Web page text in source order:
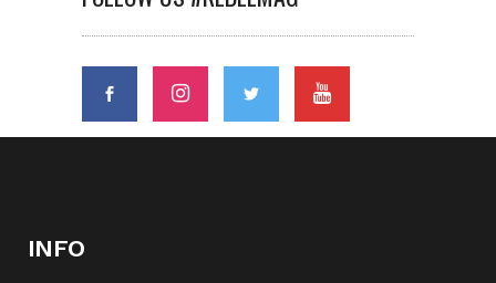
INFO